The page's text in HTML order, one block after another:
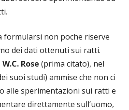
formularsi non poche riserve
dei dati ottenuti sui ratti.
W.C. Rose (prima citato), nel
suoi studi) ammise che non ci
alle sperimentazioni sui ratti e
direttamente sull’uomo,